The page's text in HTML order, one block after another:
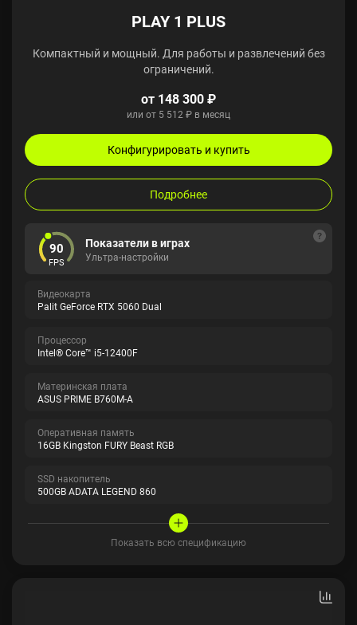
PLAY 1 PLUS
Компактный и мощный. Для работы и развлечений без
ограничений.
от 148 300 ₽
или от 5 512 ₽ в месяц
Конфигурировать и купить
Подробнее
90
FPS
Показатели в играх
Ультра-настройки
Видеокарта
Palit GeForce RTX 5060 Dual
Процессор
Intel® Core™ i5-12400F
Материнская плата
ASUS PRIME B760M-A
Оперативная память
16GB Kingston FURY Beast RGB
SSD накопитель
500GB ADATA LEGEND 860
Показать всю спецификацию